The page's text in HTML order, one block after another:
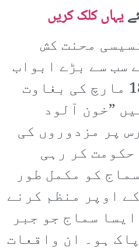
یہاں کلک کریں
محنت کش
سب سے بڑے ابواب
میں سے ایک ہے۔ 18 مارچ کی بغاوت
”خون آلود
پر مزدوروں کی
کر رہی
کو مکمل طور
اوپر منظم کرنے
سماج جو جبر
ہو۔ ان واقعات